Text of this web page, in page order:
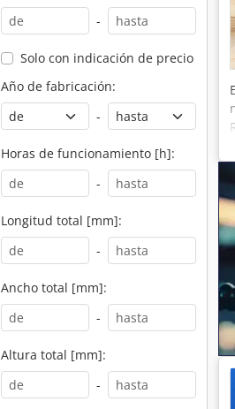
-
Solo con indicación de precio
Año de fabricación:
-
Horas de funcionamiento [h]:
-
Longitud total [mm]:
-
Ancho total [mm]:
-
Altura total [mm]:
-